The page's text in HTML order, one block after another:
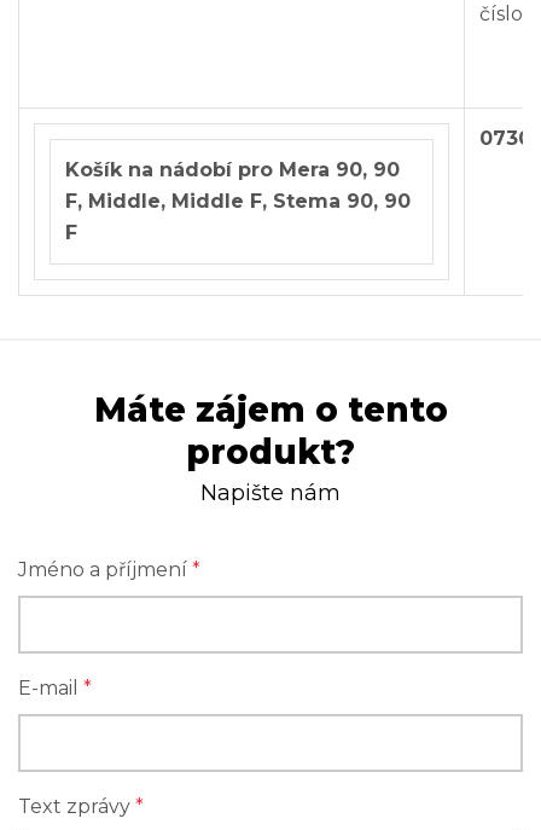
číslo
Košík na nádobí pro Mera 90, 90
F, Middle, Middle F, Stema 90, 90
F
0730
Máte zájem o tento
produkt?
Napište nám
Jméno a příjmení *
E-mail *
Text zprávy *